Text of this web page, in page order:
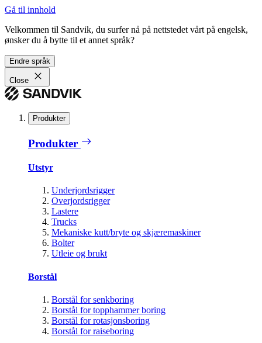
Gå til innhold
Velkommen til Sandvik, du surfer nå på nettstedet vårt på engelsk,
ønsker du å bytte til et annet språk?
Endre språk
Close
Produkter
Produkter
Utstyr
Underjordsrigger
Overjordsrigger
Lastere
Trucks
Mekaniske kutt/bryte og skjæremaskiner
Bolter
Utleie og brukt
Borstål
Borstål for senkboring
Borstål for topphammer boring
Borstål for rotasjonsboring
Borstål for raiseboring